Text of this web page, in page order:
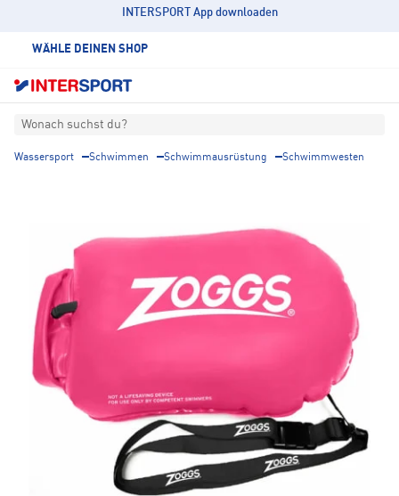
INTERSPORT App downloaden
WÄHLE DEINEN SHOP
Wonach suchst du?
Wassersport Schwimmen Schwimmausrüstung Schwimmwesten